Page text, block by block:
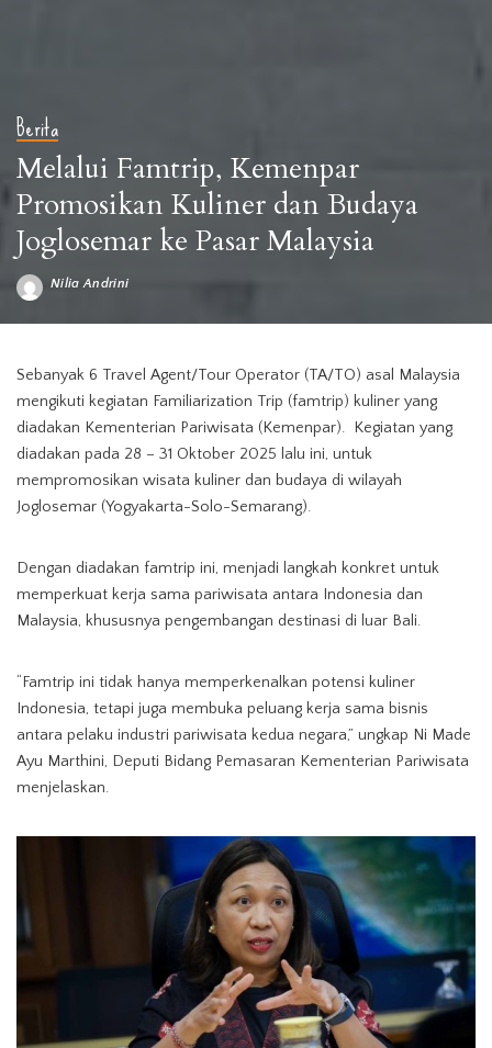
Berita
Melalui Famtrip, Kemenpar
Promosikan Kuliner dan Budaya
Joglosemar ke Pasar Malaysia
Posted
Nilia Andrini
Sebanyak 6 Travel Agent/Tour Operator (TA/TO) asal Malaysia
mengikuti kegiatan Familiarization Trip (famtrip) kuliner yang
diadakan Kementerian Pariwisata (Kemenpar). Kegiatan yang
diadakan pada 28 – 31 Oktober 2025 lalu ini, untuk
mempromosikan wisata kuliner dan budaya di wilayah
Joglosemar (Yogyakarta-Solo-Semarang).
Dengan diadakan famtrip ini, menjadi langkah konkret untuk
memperkuat kerja sama pariwisata antara Indonesia dan
Malaysia, khususnya pengembangan destinasi di luar Bali.
“Famtrip ini tidak hanya memperkenalkan potensi kuliner
Indonesia, tetapi juga membuka peluang kerja sama bisnis
antara pelaku industri pariwisata kedua negara,” ungkap Ni Made
Ayu Marthini, Deputi Bidang Pemasaran Kementerian Pariwisata
menjelaskan.